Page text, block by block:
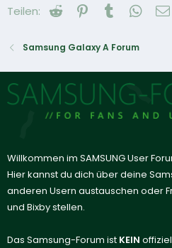
Teilen: Reddit Pinterest
Tumblr
Samsung Galaxy A Forum
Willkommen im SAMSUNG User
Hier kannst du dich über deine
anderen Usern austauschen oder
und Bixby stellen.
Das Samsung-Forum ist KEIN